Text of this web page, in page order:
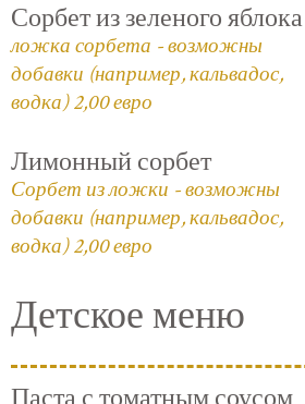
Сорбет из зеленого яблока
ложка сорбета - возможны
добавки (например, кальвадос,
водка) 2,00 евро
Лимонный сорбет
Сорбет из ложки - возможны
добавки (например, кальвадос,
водка) 2,00 евро
Детское меню